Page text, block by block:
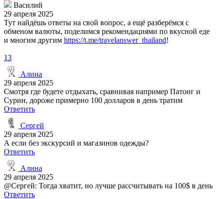
Василий
29 апреля 2025
Тут найдёшь ответы на свой вопрос, а ещё разберёмся с
обменом валюты, поделимся рекомендациями по вкусной еде
и многим другим https://t.me/travelanswer_thailand!
13
Алина
29 апреля 2025
Смотря где будете отдыхать, сравнивая например Патонг и
Сурин, дороже примерно 100 долларов в день тратим
Ответить
Сергей
29 апреля 2025
А если без экскурсий и магазинов одежды?
Ответить
Алина
29 апреля 2025
@Сергей: Тогда хватит, но лучше рассчитывать на 100$ в день
Ответить